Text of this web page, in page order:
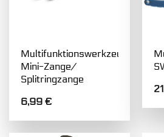
Multifunktionswerkzeug
Mini-Zange/
Splitringzange
6,99€